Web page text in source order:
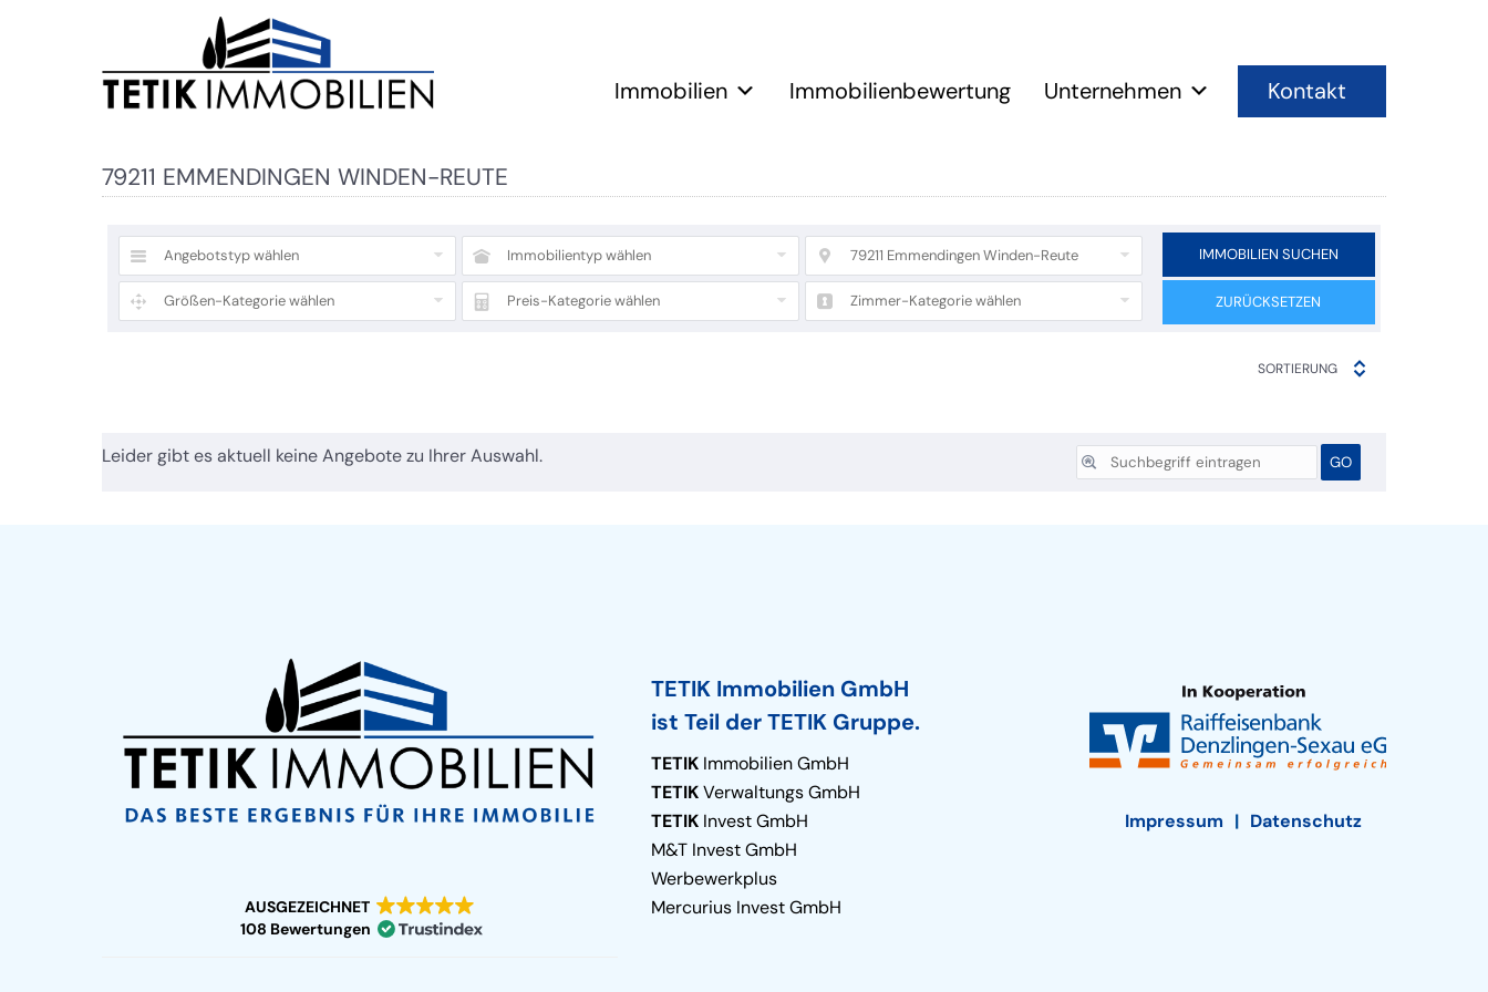
Immobilien Immobilienbewertung Unternehmen Kontakt
79211 EMMENDINGEN WINDEN-REUTE
Angebotstyp wählen Immobilientyp wählen 79211 Emmendingen Winden-Reute
Größen-Kategorie wählen Preis-Kategorie wählen Zimmer-Kategorie wählen
IMMOBILIEN SUCHEN
ZURÜCKSETZEN
SORTIERUNG
Leider gibt es aktuell keine Angebote zu Ihrer Auswahl.
AUSGEZEICHNET
108 Bewertungen
TETIK Immobilien GmbH
ist Teil der TETIK Gruppe.
TETIKImmobilien GmbH
TETIKVerwaltungs GmbH
TETIKInvest GmbH
M&T Invest GmbH
Werbewerkplus
Mercurius Invest GmbH
Impressum Datenschutz